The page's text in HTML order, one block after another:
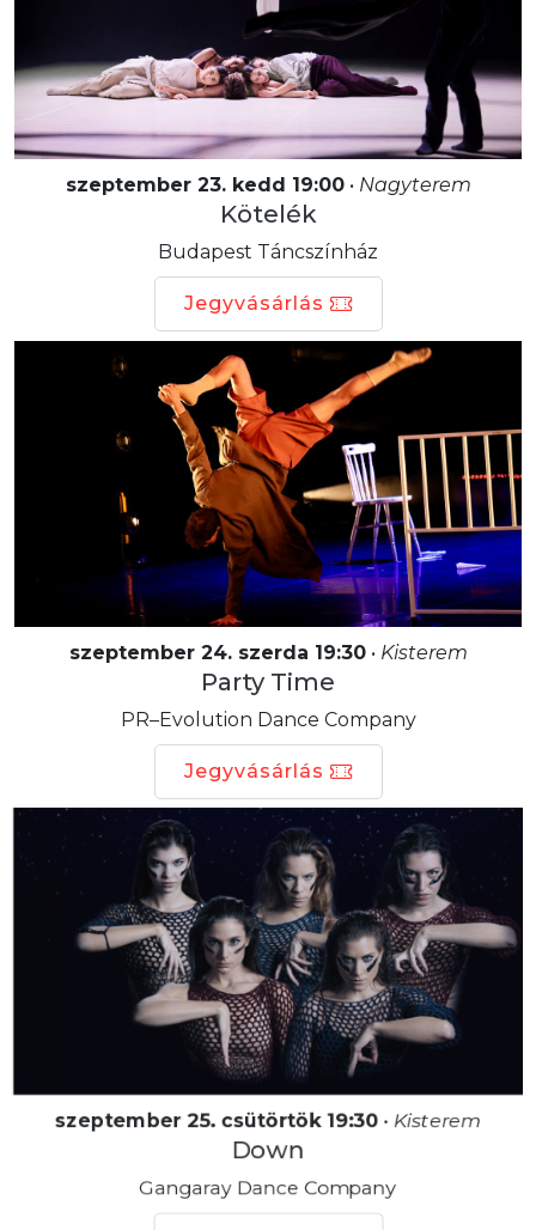
szeptember 23. kedd 19:00• Nagyterem
Kötelék
Budapest Táncszínház
Jegyvásárlás
szeptember 24. szerda 19:30• Kisterem
Party Time
PR–Evolution Dance Company
Jegyvásárlás
szeptember 25. csütörtök 19:30 • Kisterem
Down
Gangaray Dance Company